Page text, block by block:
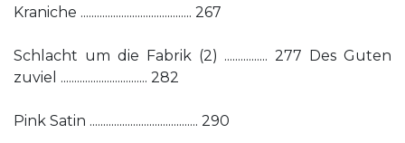
Kraniche ......................................... 267
Schlacht um die Fabrik (2) ................ 277 Des Guten
zuviel ................................ 282
Pink Satin ........................................ 290